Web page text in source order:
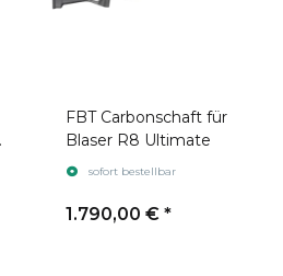
FBT Carbonschaft für
Blaser R8 Ultimate
sofort bestellbar
1.790,00 € *